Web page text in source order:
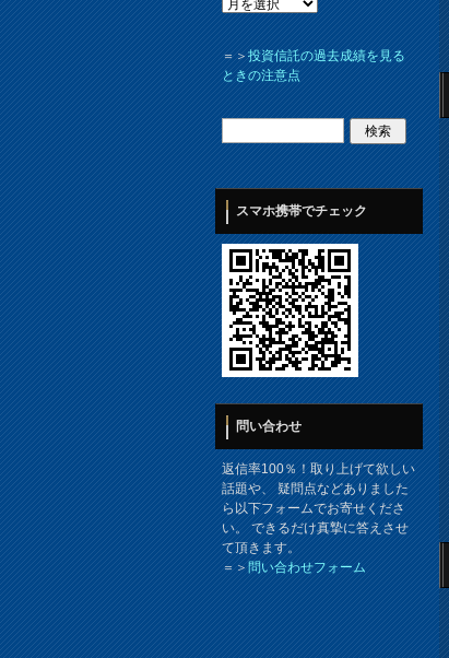
＝＞投資信託の過去成績を見る
ときの注意点
スマホ携帯でチェック
問い合わせ
返信率100％！取り上げて欲しい
話題や、 疑問点などありました
ら以下フォームでお寄せくださ
い。 できるだけ真摯に答えさせ
て頂きます。
＝＞問い合わせフォーム